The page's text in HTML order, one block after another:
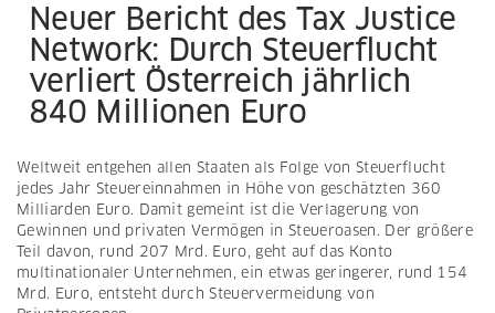
Neuer Bericht des Tax Justice
Network: Durch Steuerflucht
verliert Österreich jährlich
840 Millionen Euro
Weltweit entgehen allen Staaten als Folge von Steuerflucht
jedes Jahr Steuereinnahmen in Höhe von geschätzten 360
Milliarden Euro. Damit gemeint ist die Verlagerung von
Gewinnen und privaten Vermögen in Steueroasen. Der größere
Teil davon, rund 207 Mrd. Euro, geht auf das Konto
multinationaler Unternehmen, ein etwas geringerer, rund 154
Mrd. Euro, entsteht durch Steuervermeidung von